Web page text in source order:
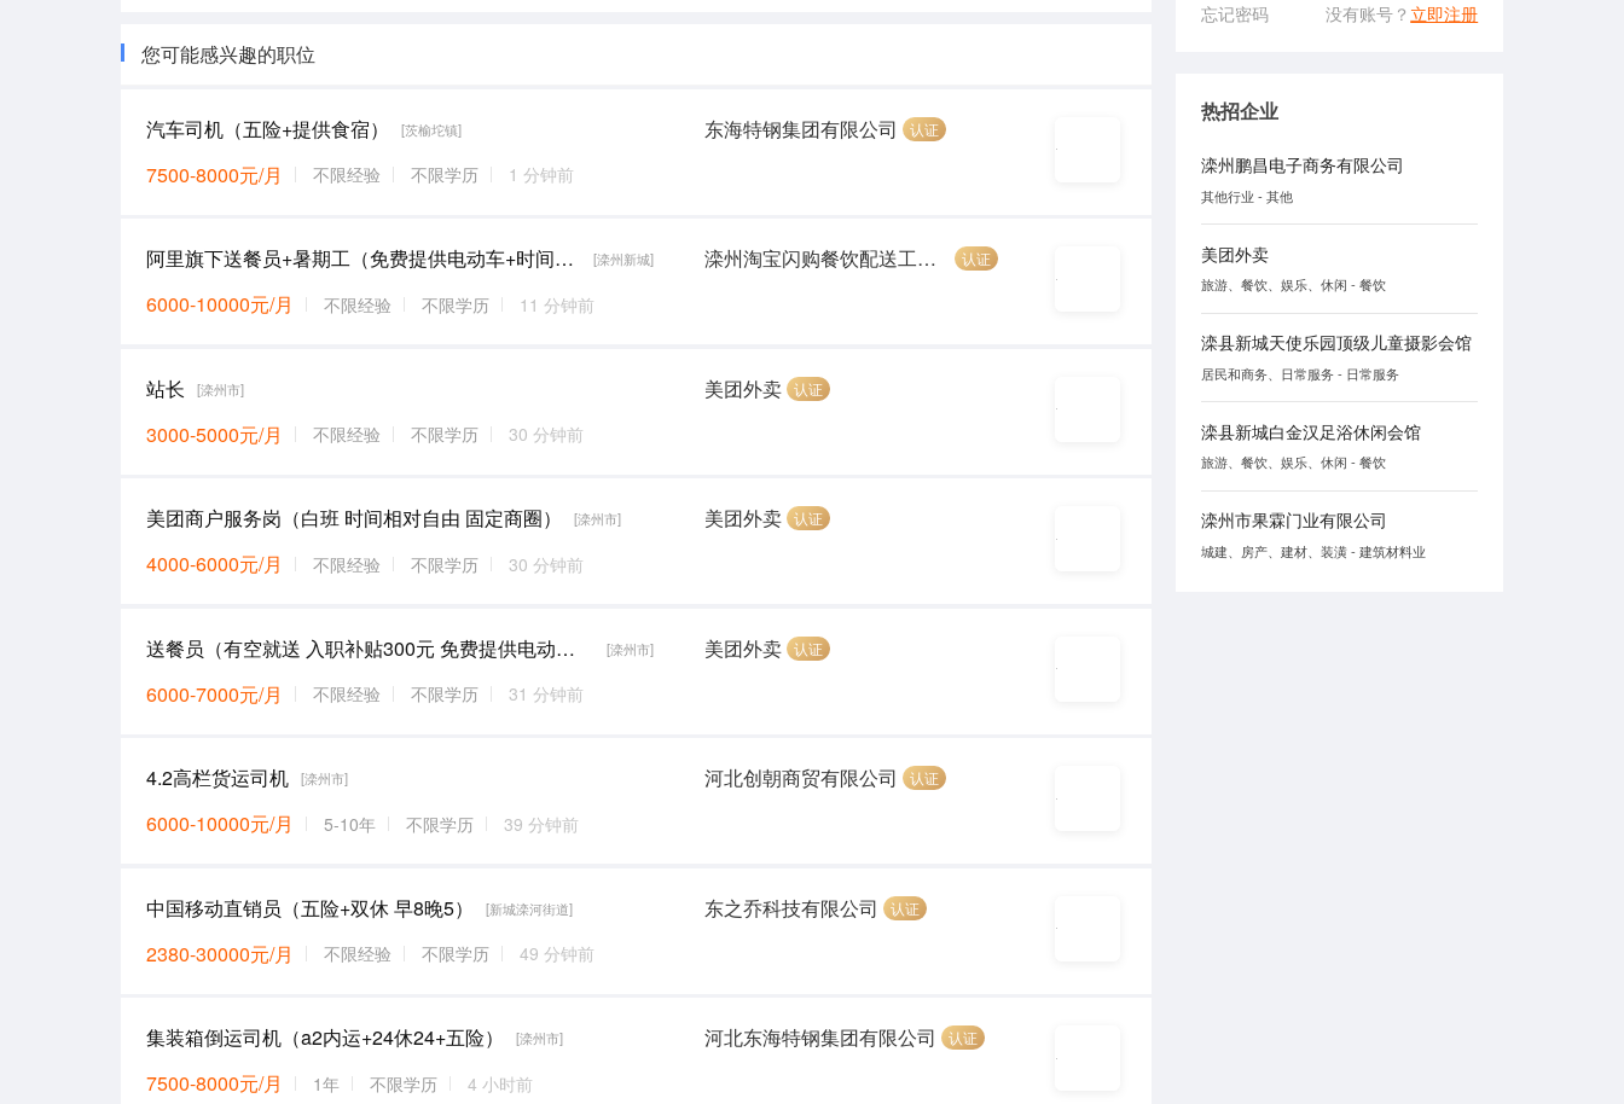
您可能感兴趣的职位
汽车司机（五险+提供食宿） [茨榆坨镇]
7500-8000元/月 不限经验 不限学历 1 分钟前
东海特钢集团有限公司 认证
阿里旗下送餐员+暑期工（免费提供电动车+时间自由+可兼职） [滦州新城]
6000-10000元/月 不限经验 不限学历 11 分钟前
滦州淘宝闪购餐饮配送工作室(个体工商户） 认证
站长 [滦州市]
3000-5000元/月 不限经验 不限学历 30 分钟前
美团外卖 认证
美团商户服务岗（白班 时间相对自由 固定商圈） [滦州市]
4000-6000元/月 不限经验 不限学历 30 分钟前
美团外卖 认证
送餐员（有空就送 入职补贴300元 免费提供电动车） [滦州市]
6000-7000元/月 不限经验 不限学历 31 分钟前
美团外卖 认证
4.2高栏货运司机 [滦州市]
6000-10000元/月 5-10年 不限学历 39 分钟前
河北创朝商贸有限公司 认证
中国移动直销员（五险+双休 早8晚5） [新城滦河街道]
2380-30000元/月 不限经验 不限学历 49 分钟前
东之乔科技有限公司 认证
集装箱倒运司机（a2内运+24休24+五险） [滦州市]
7500-8000元/月 1年 不限学历 4 小时前
河北东海特钢集团有限公司 认证
忘记密码 没有账号？ 立即注册
热招企业
滦州鹏昌电子商务有限公司
其他行业 - 其他
美团外卖
旅游、餐饮、娱乐、休闲 - 餐饮
滦县新城天使乐园顶级儿童摄影会馆
居民和商务、日常服务 - 日常服务
滦县新城白金汉足浴休闲会馆
旅游、餐饮、娱乐、休闲 - 餐饮
滦州市果霖门业有限公司
城建、房产、建材、装潢 - 建筑材料业